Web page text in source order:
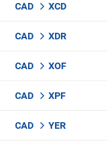
CAD XCD
CAD XDR
CAD XOF
CAD XPF
CAD YER